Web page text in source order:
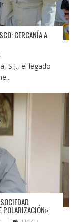
CERCANÍA A
S.J., el legado
POLARIZACIÓN»